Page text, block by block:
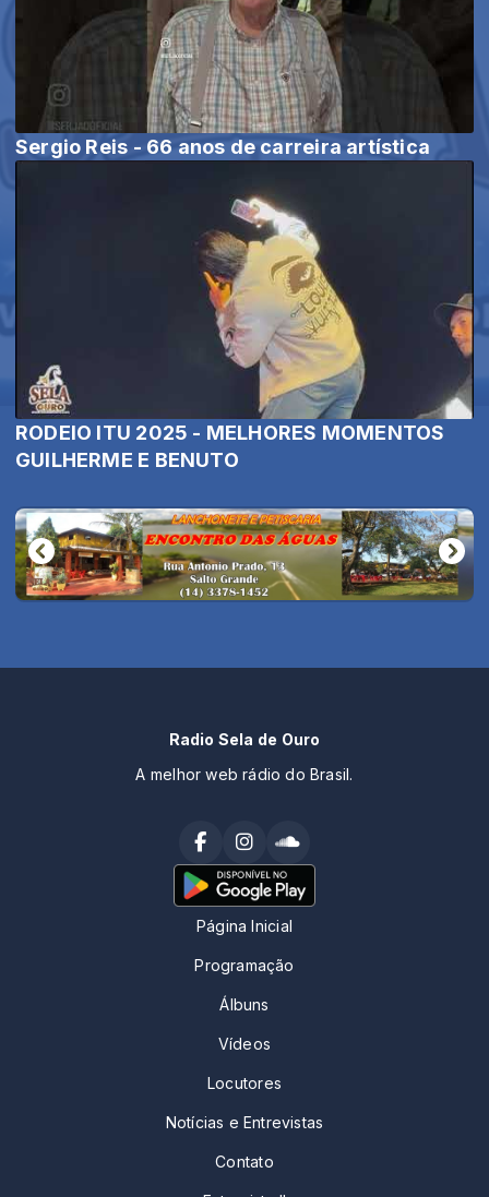
Sergio Reis - 66 anos de carreira artística
RODEIO ITU 2025 - MELHORES MOMENTOS
GUILHERME E BENUTO
Radio Sela de Ouro
A melhor web rádio do Brasil.
Página Inicial
Programação
Álbuns
Vídeos
Locutores
Notícias e Entrevistas
Contato